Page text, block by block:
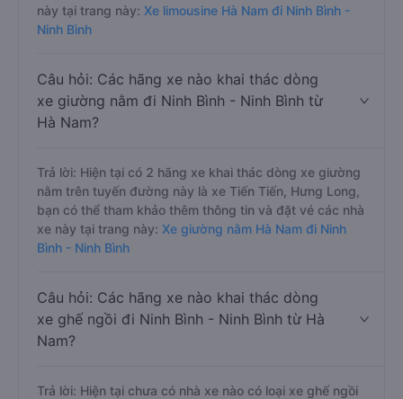
này tại trang này: Xe limousine Hà Nam đi Ninh Bình -
Ninh Bình
Câu hỏi: Các hãng xe nào khai thác dòng
xe giường nằm đi Ninh Bình - Ninh Bình từ
Hà Nam?
Trả lời: Hiện tại có 2 hãng xe khai thác dòng xe giường
nằm trên tuyến đường này là xe Tiến Tiến, Hưng Long,
bạn có thể tham khảo thêm thông tin và đặt vé các nhà
xe này tại trang này: Xe giường nằm Hà Nam đi Ninh
Bình - Ninh Bình
Câu hỏi: Các hãng xe nào khai thác dòng
xe ghế ngồi đi Ninh Bình - Ninh Bình từ Hà
Nam?
Trả lời: Hiện tại chưa có nhà xe nào có loại xe ghế ngồi